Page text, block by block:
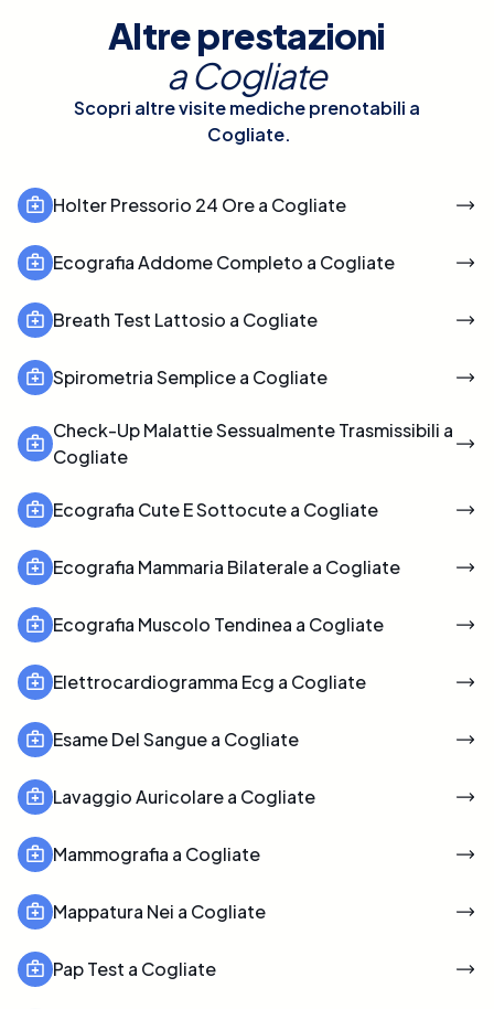
Altre prestazioni
aCogliate
Scopri altre visite mediche prenotabili a
Cogliate.
Holter Pressorio 24 Ore a Cogliate
Ecografia Addome Completo a Cogliate
Breath Test Lattosio a Cogliate
Spirometria Semplice a Cogliate
Check-Up Malattie Sessualmente Trasmissibili a
Cogliate
Ecografia Cute E Sottocute a Cogliate
Ecografia Mammaria Bilaterale a Cogliate
Ecografia Muscolo Tendinea a Cogliate
Elettrocardiogramma Ecg a Cogliate
Esame Del Sangue a Cogliate
Lavaggio Auricolare a Cogliate
Mammografia a Cogliate
Mappatura Nei a Cogliate
Pap Test a Cogliate